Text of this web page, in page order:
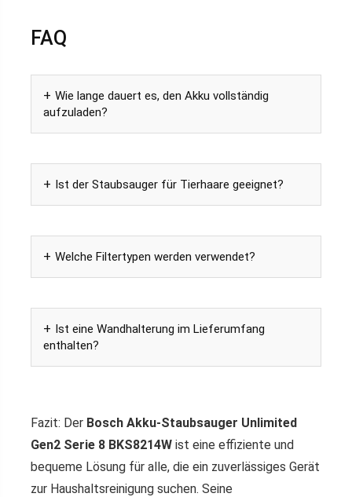
FAQ
Wie lange dauert es, den Akku vollständig
aufzuladen?
Ist der Staubsauger für Tierhaare geeignet?
Welche Filtertypen werden verwendet?
Ist eine Wandhalterung im Lieferumfang
enthalten?
Fazit: Der Bosch Akku-Staubsauger Unlimited
Gen2 Serie 8 BKS8214W ist eine effiziente und
bequeme Lösung für alle, die ein zuverlässiges Gerät
zur Haushaltsreinigung suchen. Seine